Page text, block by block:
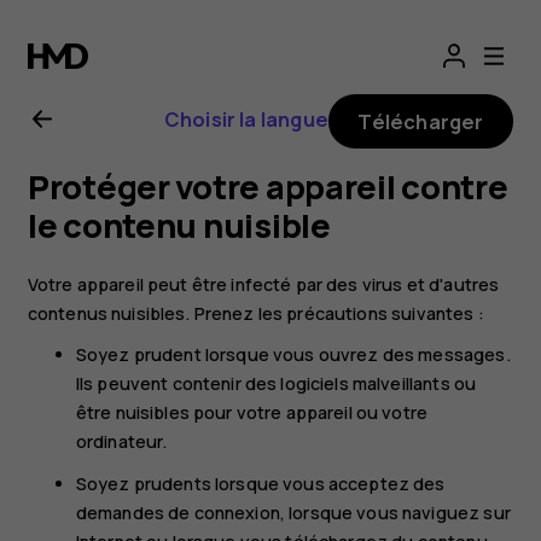
Guide
de
l'utilisateur
Nokia
8.1
Choisir la langue Télécharger
Protéger votre appareil contre
le contenu nuisible
Votre appareil peut être infecté par des virus et d'autres
contenus nuisibles. Prenez les précautions suivantes :
Soyez prudent lorsque vous ouvrez des messages.
Ils peuvent contenir des logiciels malveillants ou
être nuisibles pour votre appareil ou votre
ordinateur.
Soyez prudents lorsque vous acceptez des
demandes de connexion, lorsque vous naviguez sur